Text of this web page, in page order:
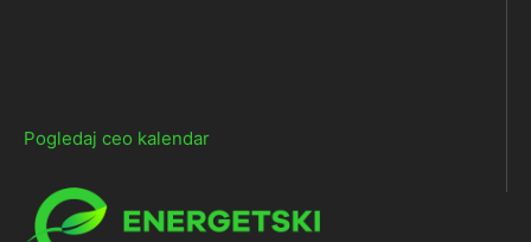
Pogledaj ceo kalendar